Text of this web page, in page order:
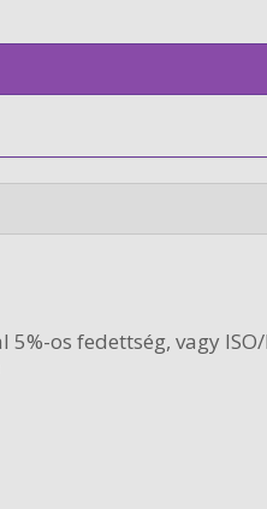
5%-os fedettség, vagy ISO/